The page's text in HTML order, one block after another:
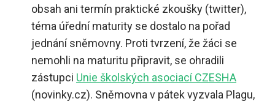
obsah ani termín praktické zkoušky (twitter),
téma úřední maturity se dostalo na pořad
jednání sněmovny. Proti tvrzení, že žáci se
nemohli na maturitu připravit, se ohradili
zástupci Unie školských asociací CZESHA
(novinky.cz). Sněmovna v pátek vyzvala Plagu,